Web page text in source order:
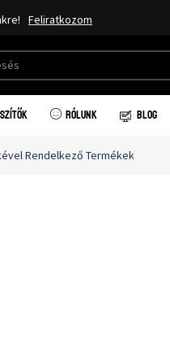
Feliratkozom
RÓLUNK BLOG
Rendelkező Termékek